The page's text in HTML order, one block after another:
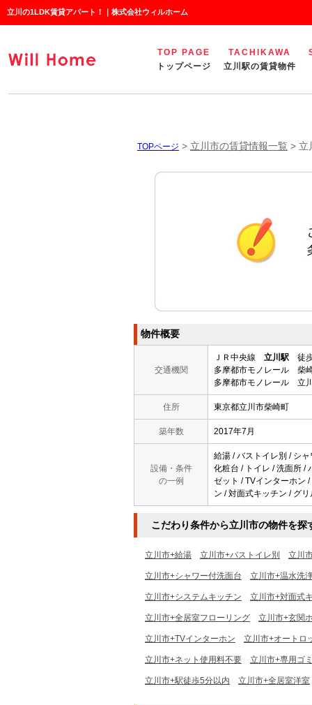
立川の1LDK賃貸アパート！｜株式会社ウィルホーム
TOP PAGE
トップページ
TACHIKAWA
立川駅の賃貸物件
TOPページ > 立川市の賃貸情報一覧 > 立
物件概要
交通機関
ＪＲ中央線 立川駅 徒
多摩都市モノレール 柴
多摩都市モノレール 立
住所 東京都立川市柴崎町
築年数 2017年7月
設備・条件
の一例
給湯 / バストイレ別 / シ
化粧台 / トイレ / 洗面所 /
ゼット / TVインターホン
ン / 対面式キッチン / グ
こだわり条件から立川市の物件を探
立川市+給湯 立川市+バストイレ別 立川
立川市+シャワー付洗面台 立川市+温水洗
立川市+システムキッチン 立川市+対面式
立川市+全居室フローリング 立川市+玄関
立川市+TVインターホン 立川市+オートロ
立川市+ネット使用料不要 立川市+専用ゴ
立川市+駅徒歩5分以内 立川市+全居室洋室